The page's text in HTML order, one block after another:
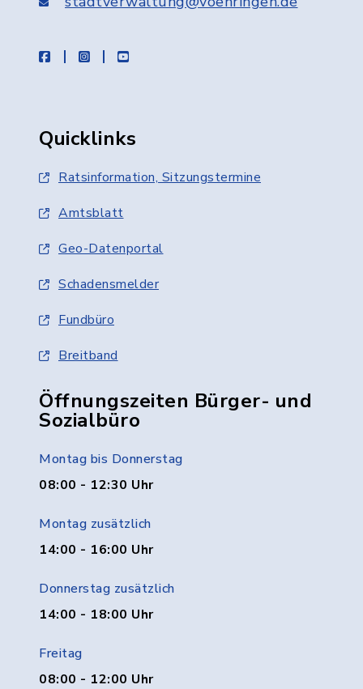
facebookinstagramyoutube
Quicklinks
Ratsinformation, Sitzungstermine
Amtsblatt
Geo-Datenportal
Schadensmelder
Fundbüro
Breitband
Öffnungszeiten Bürger- und
Sozialbüro
Montag bis Donnerstag
08:00 - 12:30 Uhr
Montag zusätzlich
14:00 - 16:00 Uhr
Donnerstag zusätzlich
14:00 - 18:00 Uhr
Freitag
08:00 - 12:00 Uhr